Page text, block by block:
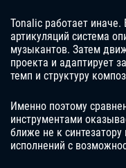
Tonalic работает
артикуляций система
музыкантов. Затем
проекта и адаптирует
темп и структуру
Именно поэтому
инструментами
ближе не к
исполнений с